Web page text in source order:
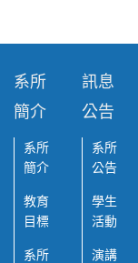
系所
簡介
系所
簡介
教育
目標
系所
訊息
公告
系所
公告
學生
活動
演講